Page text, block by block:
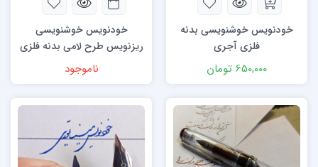
خودنویس خوشنویسی بدنه
فلزی آجری
650,000 تومان
خودنویس خوشنویسی
ریزنویس طرح لامی بدنه فلزی
ناموجود